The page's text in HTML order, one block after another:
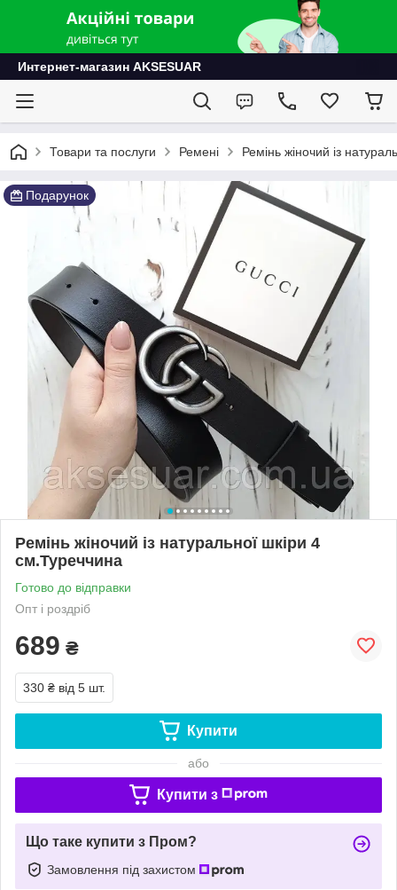
Интернет-магазин AKSESUAR
Товари та послуги Ремені Ремінь жіночий із
Подарунок
Ремінь жіночий із натуральної шкіри 4
см.Туреччина
Готово до відправки
Опт і роздріб
689 ₴
330 ₴ від 5 шт.
Купити
або
Купити з
Що таке купити з Пром?
Замовлення під захистом